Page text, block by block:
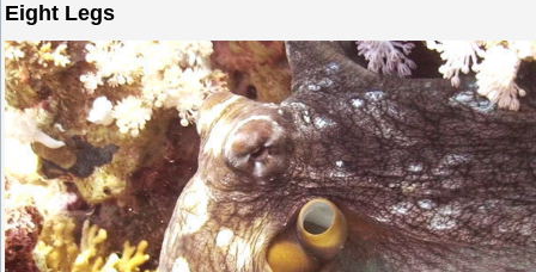
Eight Legs